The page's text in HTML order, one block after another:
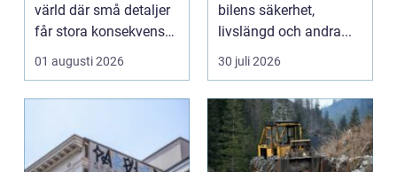
värld där små detaljer
får stora konsekvenser.
En liten avvikels...
01 augusti 2026
bilens säkerhet,
livslängd och andra...
30 juli 2026